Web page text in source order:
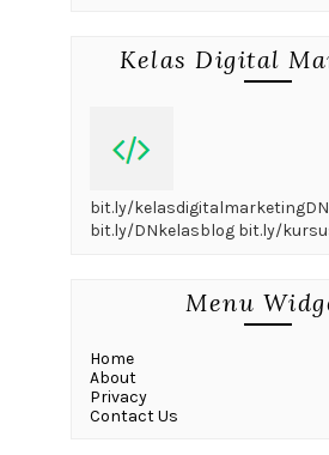
Kelas Digital
bit.ly/kelasdigitalmarketingDN
bit.ly/DNkelasblog bit.ly/
Menu
Home
About
Privacy
Contact Us